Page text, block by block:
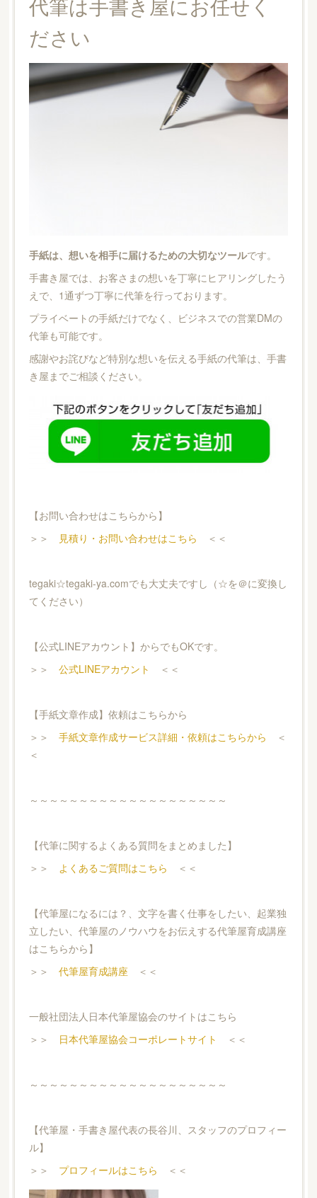
ださい
手紙は、想いを相手に届けるための大切なツールです。
手書き屋では、お客さまの想いを丁寧にヒアリングしたう
えで、1通ずつ丁寧に代筆を行っております。
プライベートの手紙だけでなく、ビジネスでの営業DMの
代筆も可能です。
感謝やお詫びなど特別な想いを伝える手紙の代筆は、手書
き屋までご相談ください。
【お問い合わせはこちらから】
＞＞
見積り・お問い合わせはこちら ＜＜
tegaki☆tegaki-ya.comでも大丈夫ですし（☆を＠に変換し
てください）
【公式LINEアカウント】からでもOKです。
＞＞ 公式LINEアカウント ＜＜
【手紙文章作成】依頼はこちらから
＞＞ 手紙文章作成サービス詳細・依頼はこちらから ＜
＜
～～～～～～～～～～～～～～～～～～～～
【代筆に関するよくある質問をまとめました】
＞＞
よくあるご質問はこちら ＜＜
【代筆屋になるには？、文字を書く仕事をしたい、起業独
立したい、代筆屋のノウハウをお伝えする代筆屋育成講座
はこちらから】
＞＞ 代筆屋育成講座 ＜＜
一般社団法人日本代筆屋協会のサイトはこちら
＞＞
日本代筆屋協会コーポレートサイト ＜＜
～～～～～～～～～～～～～～～～～～～～
【代筆屋・手書き屋代表の長谷川、スタッフのプロフィー
ル】
＞＞ プロフィールはこちら ＜＜